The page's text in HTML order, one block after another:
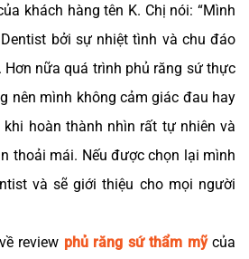
khách hàng tên K. Chị nói: “Mình
bởi sự nhiệt tình và chu đáo
Hơn nữa quá trình phủ răng sứ thực
nên mình không cảm giác đau hay
hoàn thành nhìn rất tự nhiên và
thoải mái. Nếu được chọn lại mình
và sẽ giới thiệu cho mọi người
review phủ răng sứ thẩm mỹcủa